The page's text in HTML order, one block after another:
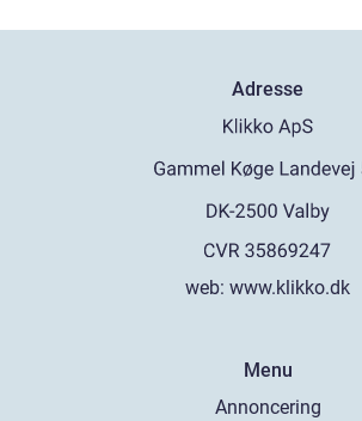
Adresse
web: www.klikko.dk
Menu
Annoncering